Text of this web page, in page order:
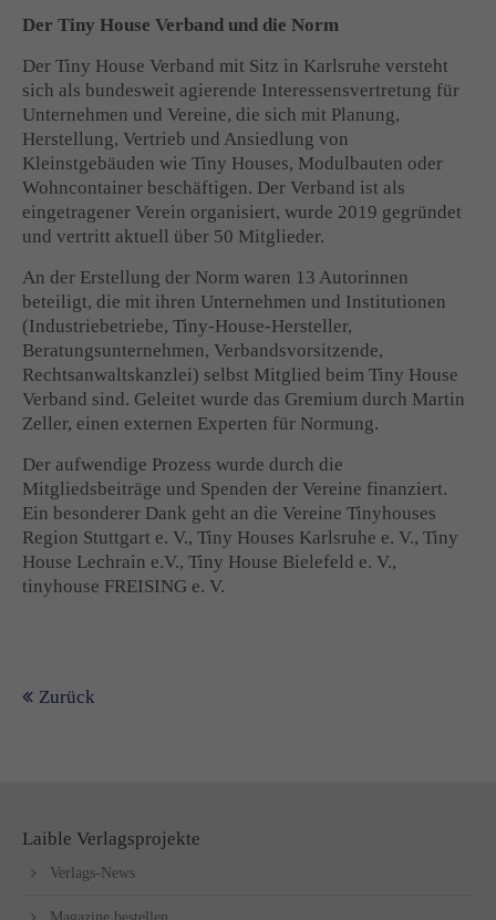
Der Tiny House Verband und die Norm
Der Tiny House Verband mit Sitz in Karlsruhe versteht
sich als bundesweit agierende Interessensvertretung für
Unternehmen und Vereine, die sich mit Planung,
Herstellung, Vertrieb und Ansiedlung von
Kleinstgebäuden wie Tiny Houses, Modulbauten oder
Wohncontainer beschäftigen. Der Verband ist als
eingetragener Verein organisiert, wurde 2019 gegründet
und vertritt aktuell über 50 Mitglieder.
An der Erstellung der Norm waren 13 Autorinnen
beteiligt, die mit ihren Unternehmen und Institutionen
(Industriebetriebe, Tiny-House-Hersteller,
Beratungsunternehmen, Verbandsvorsitzende,
Rechtsanwaltskanzlei) selbst Mitglied beim Tiny House
Verband sind. Geleitet wurde das Gremium durch Martin
Zeller, einen externen Experten für Normung.
Der aufwendige Prozess wurde durch die
Mitgliedsbeiträge und Spenden der Vereine finanziert.
Ein besonderer Dank geht an die Vereine Tinyhouses
Region Stuttgart e. V., Tiny Houses Karlsruhe e. V., Tiny
House Lechrain e.V., Tiny House Bielefeld e. V.,
tinyhouse FREISING e. V.
Zurück
Laible Verlagsprojekte
Verlags-News